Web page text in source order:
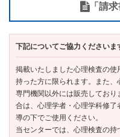
「請求
下記についてご協力くださいま
掲載いたしました心理検査の
持った方に限られます。また
専門機関以外には販売してお
合は、心理学者・心理学科修
導の下でご使用ください。
当センターでは、心理検査の